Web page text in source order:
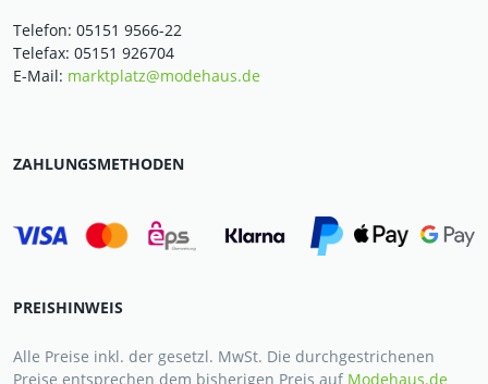
Telefon: 05151 9566-22
Telefax: 05151 926704
E-Mail: marktplatz@modehaus.de
ZAHLUNGSMETHODEN
PREISHINWEIS
Alle Preise inkl. der gesetzl. MwSt. Die durchgestrichenen
Preise entsprechen dem bisherigen Preis auf Modehaus.de